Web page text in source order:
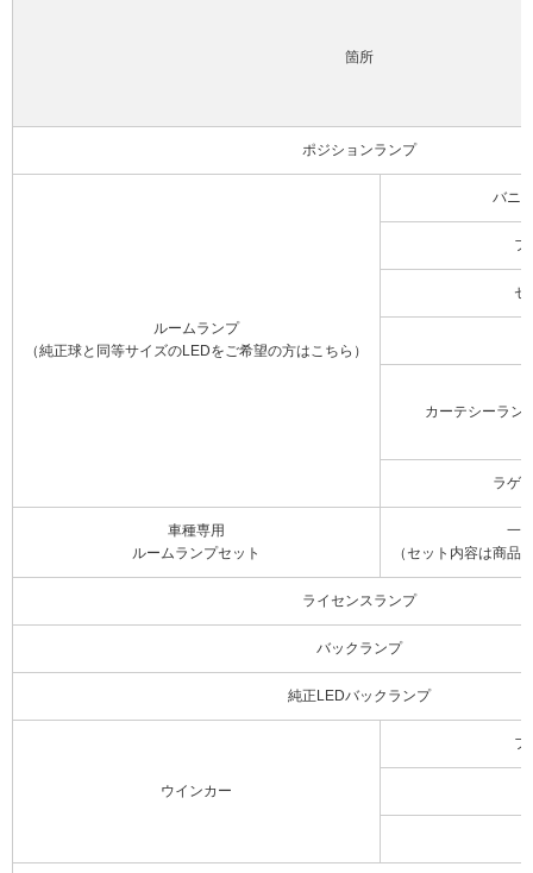
箇所
ポジションランプ
ルームランプ
（純正球と同等サイズのLEDをご希望の方はこちら）
バニ
フ
セ
カーテシーラン
ラゲ
車種専用
ルームランプセット
一
（セット内容は商品
ライセンスランプ
バックランプ
純正LEDバックランプ
ウインカー
フ